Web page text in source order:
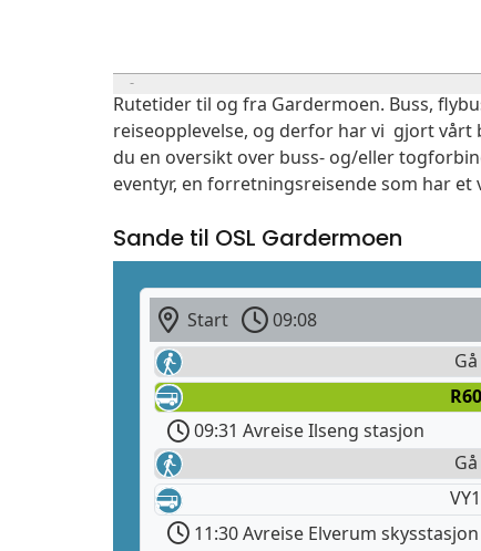
Rutetider til og fra Gardermoen. Buss,
reiseopplevelse, og derfor har vi gjort vårt
du en oversikt over buss- og/eller
eventyr, en forretningsreisende som har
Sande til OSL Gardermoen
Start 09:08
09:31 Avreise Ilseng stasjon
11:30 Avreise Elverum skysstasjon